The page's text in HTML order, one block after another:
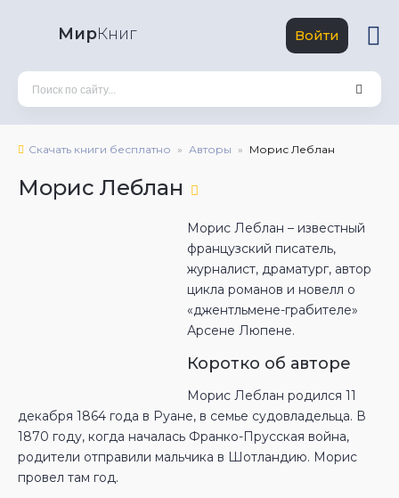
МирКниг Войти
Скачать книги бесплатно Авторы Морис Леблан
Морис Леблан
Морис Леблан – известный
французский писатель,
журналист, драматург, автор
цикла романов и новелл о
«джентльмене-грабителе»
Арсене Люпене.
Коротко об авторе
Морис Леблан родился 11
декабря 1864 года в Руане, в семье судовладельца. В
1870 году, когда началась Франко-Прусская война,
родители отправили мальчика в Шотландию. Морис
провел там год.